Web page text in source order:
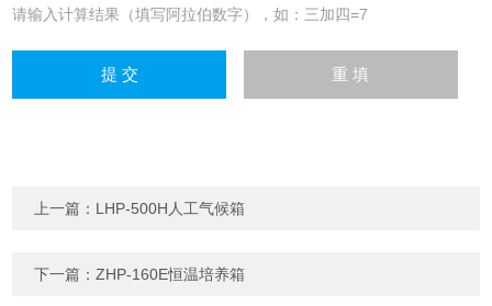
请输入计算结果（填写阿拉伯数字），如：三加四=7
上一篇： LHP-500H人工气候箱
下一篇：ZHP-160E恒温培养箱